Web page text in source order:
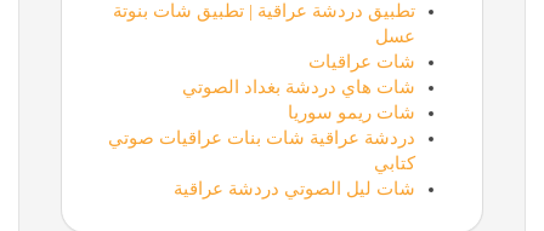
تطبيق دردشة عراقية | تطبيق شات بنوتة
عسل
شات عراقيات
شات هاي دردشة بغداد الصوتي
شات ريمو سوريا
دردشة عراقية شات بنات عراقيات صوتي
كتابي
شات ليل الصوتي دردشة عراقية